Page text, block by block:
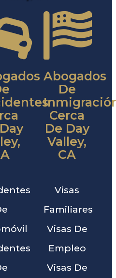
Abogados
De
Cerca
De Day
Valley,
CA
Visas
Familiares
Visas De
Empleo
Visas De